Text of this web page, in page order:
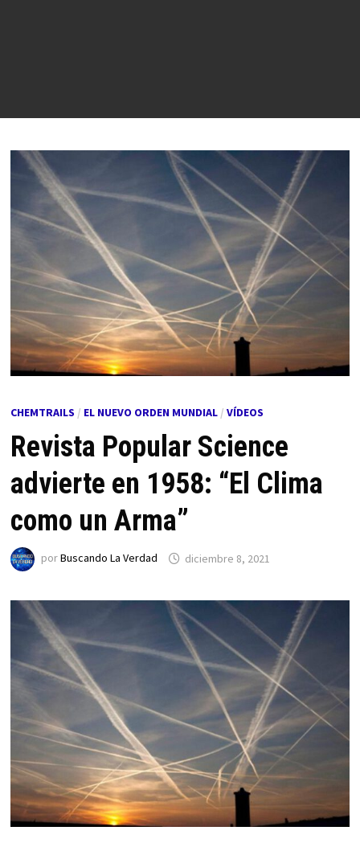
CHEMTRAILS / EL NUEVO ORDEN MUNDIAL/ VÍDEOS
Revista Popular Science
advierte en 1958: “El Clima
como un Arma”
porBuscando La Verdad diciembre 8, 2021